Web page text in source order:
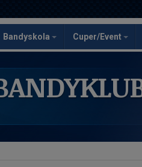
Bandyskola Cuper/Event